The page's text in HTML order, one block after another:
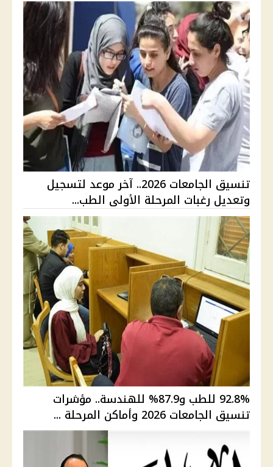
تنسيق الجامعات 2026.. آخر موعد لتسجيل
وتعديل رغبات المرحلة الأولى الطب...
92.8% للطب و87.9% للهندسة.. مؤشرات
تنسيق الجامعات 2026 وأماكن المرحلة ...